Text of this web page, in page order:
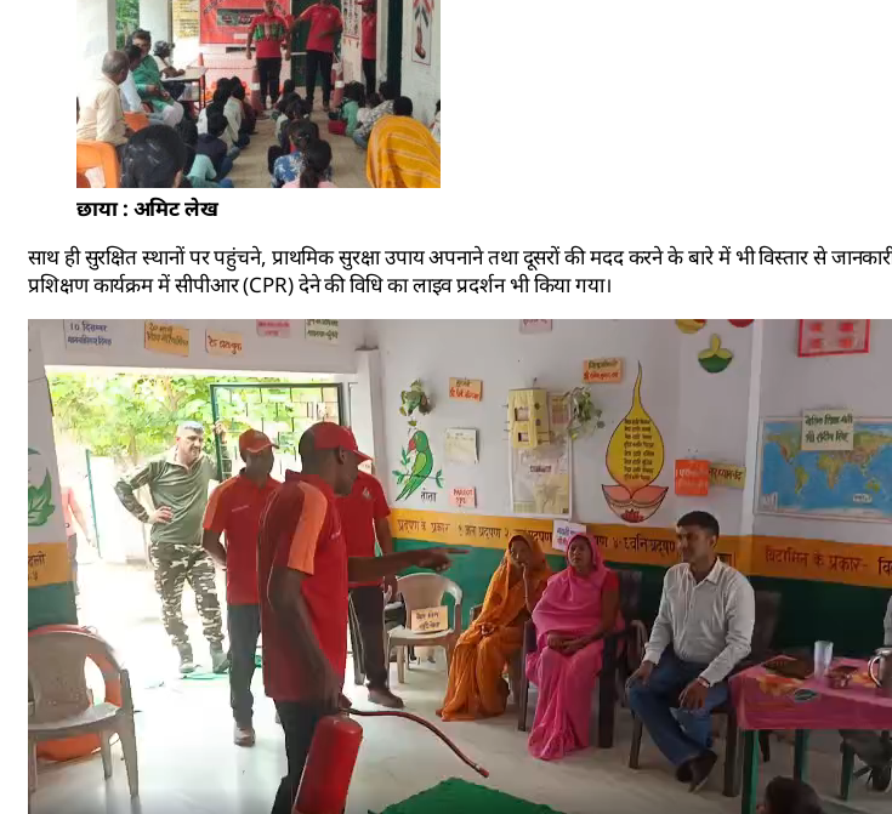
छाया : अमिट लेख
साथ ही सुरक्षित स्थानों पर पहुंचने, प्राथमिक सुरक्षा उपाय अपनाने तथा दूसरों की मदद करने के बारे में भी विस्तार से
प्रशिक्षण कार्यक्रम में सीपीआर (CPR) देने की विधि का लाइव प्रदर्शन भी किया गया।